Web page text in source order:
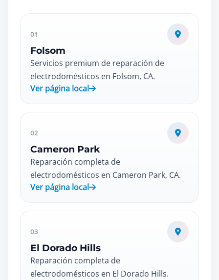
01
Folsom
Servicios premium de reparación de
electrodomésticos en Folsom, CA.
Ver página local
02
Cameron Park
Reparación completa de
electrodomésticos en Cameron Park, CA.
Ver página local
03
El Dorado Hills
Reparación completa de
electrodomésticos en El Dorado Hills.